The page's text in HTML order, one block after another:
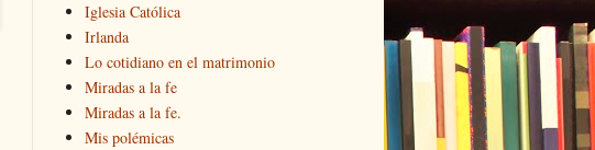
Iglesia Católica
Irlanda
Lo cotidiano en el matrimonio
Miradas a la fe
Miradas a la fe.
Mis polémicas